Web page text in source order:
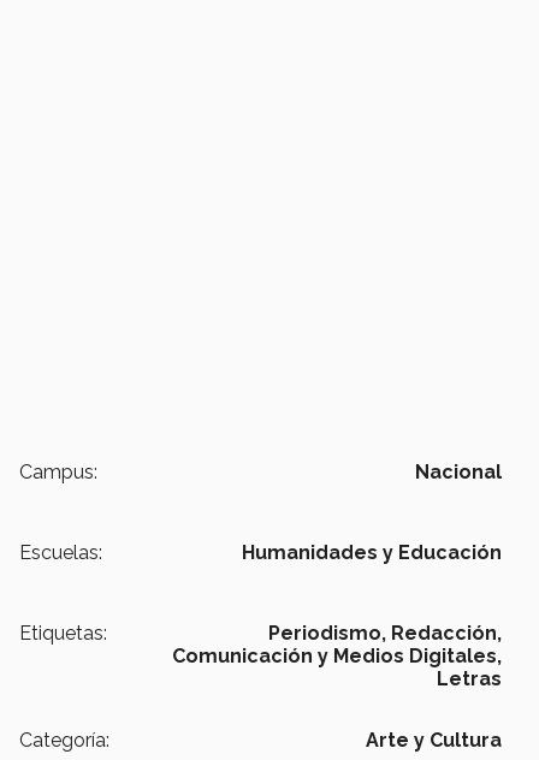
Campus: Nacional
Escuelas: Humanidades y Educación
Etiquetas: Periodismo, Redacción,
Comunicación y Medios Digitales,
Letras
Categoría: Arte y Cultura